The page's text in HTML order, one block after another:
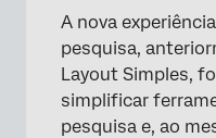
Recursos
Recursos
Reverter para a
A nova
pesquisa,
Layout Simples,
simplificar
pesquisa e, ao